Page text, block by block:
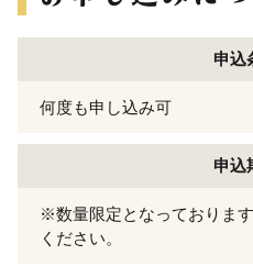
申込
何度も申し込み可
申込
※数量限定となっておりま
ください。